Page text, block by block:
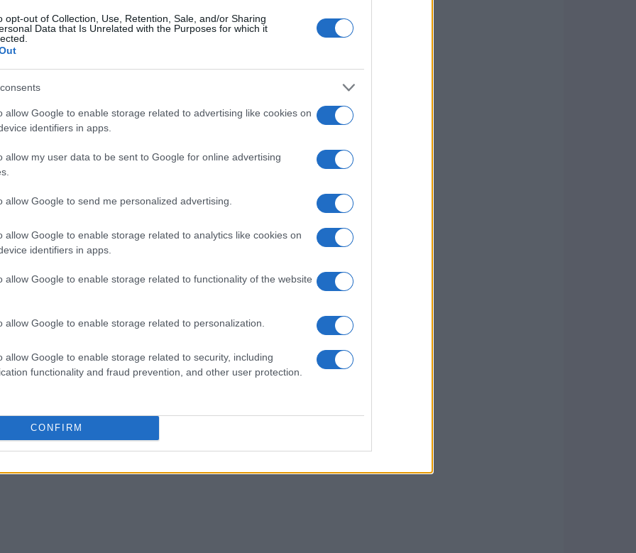
opt-out of Collection, Use, Retention, Sale, and/or Sharing
Data that Is Unrelated with the Purposes for which it
allow Google to enable storage related to advertising like cookies on
identifiers in apps.
allow my user data to be sent to Google for online advertising
allow Google to send me personalized advertising.
allow Google to enable storage related to analytics like cookies on
identifiers in apps.
allow Google to enable storage related to functionality of the website
allow Google to enable storage related to personalization.
allow Google to enable storage related to security, including
functionality and fraud prevention, and other user protection.
CONFIRM
impeccabile. Se possibile, posiziona il tuo
la luce del giorno, che illumina i colori e
non lo permette? Non preoccuparti! Le
sono molte e possono risolvere il
che creano ombre scomode; opta invece
light regolabile. Il risultato sarà
della tua camera
anche in uno spazio ridotto puoi creare
ci sono angoli trascurati che possono
spazio tra l’armadio e la parete, una nicchia o
creatività e pochi elementi per dare carattere